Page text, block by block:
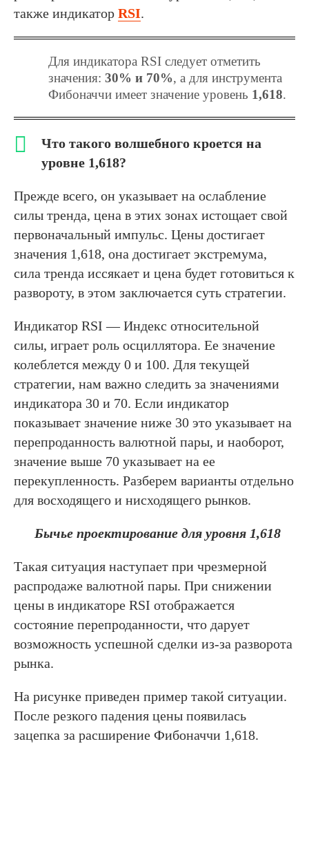
также индикатор RSI.
Для индикатора RSI следует отметить
значения: 30% и 70%, а для инструмента
Фибоначчи имеет значение уровень 1,618.
Что такого волшебного кроется на
уровне 1,618?
Прежде всего, он указывает на ослабление
силы тренда, цена в этих зонах истощает свой
первоначальный импульс. Цены достигает
значения 1,618, она достигает экстремума,
сила тренда иссякает и цена будет готовиться к
развороту, в этом заключается суть стратегии.
Индикатор RSI — Индекс относительной
силы, играет роль осциллятора. Ее значение
колеблется между 0 и 100. Для текущей
стратегии, нам важно следить за значениями
индикатора 30 и 70. Если индикатор
показывает значение ниже 30 это указывает на
перепроданность валютной пары, и наоборот,
значение выше 70 указывает на ее
перекупленность. Разберем варианты отдельно
для восходящего и нисходящего рынков.
Бычье проектирование для уровня 1,618
Такая ситуация наступает при чрезмерной
распродаже валютной пары. При снижении
цены в индикаторе RSI отображается
состояние перепроданности, что дарует
возможность успешной сделки из-за разворота
рынка.
На рисунке приведен пример такой ситуации.
После резкого падения цены появилась
зацепка за расширение Фибоначчи 1,618.